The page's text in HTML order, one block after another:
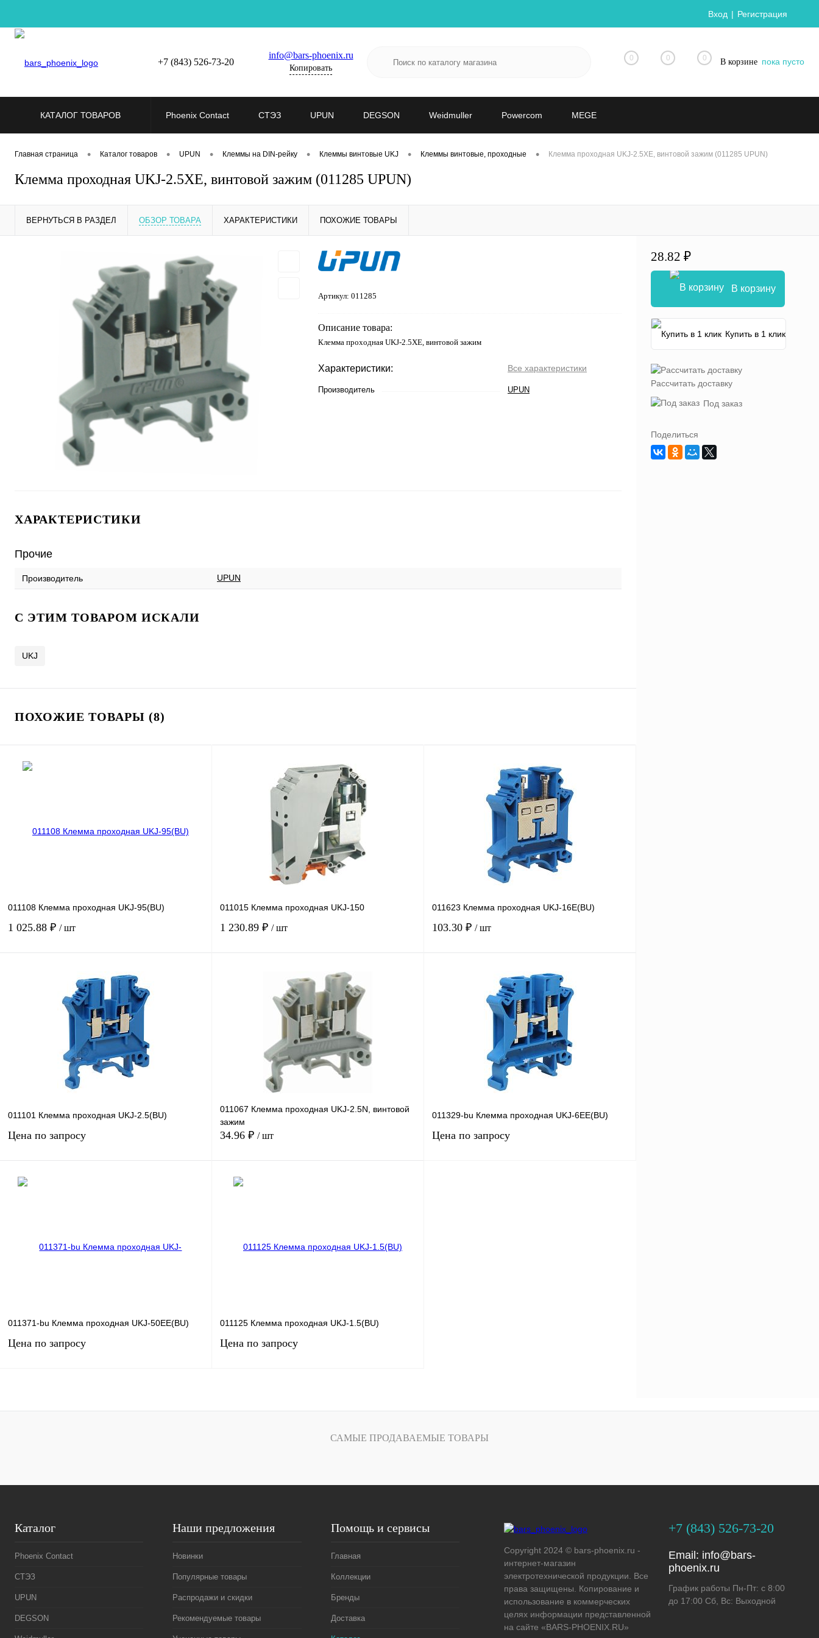
Вход Регистрация
+7 (843) 526-73-20
info@bars-phoenix.ru
Копировать
0 0 0 В корзине пока пусто
КАТАЛОГ ТОВАРОВ Phoenix Contact СТЭЗ UPUN DEGSON Weidmuller Powercom MEGE
Главная страница • Каталог товаров • UPUN • Клеммы на DIN-рейку • Клеммы винтовые UKJ • Клеммы винтовые, проходные • Клемма проходная UKJ-2.5XE, винтовой зажим (011285 UPUN)
Клемма проходная UKJ-2.5XE, винтовой зажим (011285 UPUN)
ВЕРНУТЬСЯ В РАЗДЕЛ ОБЗОР ТОВАРА ХАРАКТЕРИСТИКИ ПОХОЖИЕ ТОВАРЫ
Артикул: 011285
Описание товара:
Клемма проходная UKJ-2.5XE, винтовой зажим
Характеристики: Все характеристики
Производитель UPUN
ХАРАКТЕРИСТИКИ
Прочие
Производитель UPUN
C ЭТИМ ТОВАРОМ ИСКАЛИ
UKJ
ПОХОЖИЕ ТОВАРЫ (8)
011108 Клемма проходная UKJ-95(BU)
1 025.88 ₽ / шт
В корзину
Купить в 1 клик Сравнение
Под заказ
011015 Клемма проходная UKJ-150
1 230.89 ₽ / шт
В корзину
Купить в 1 клик Сравнение
Под заказ
011623 Клемма проходная UKJ-16E(BU)
103.30 ₽ / шт
В корзину
Купить в 1 клик Сравнение
наличии
011101 Клемма проходная UKJ-2.5(BU)
Цена по запросу
011067 Клемма проходная UKJ-2.5N, винтовой
зажим
34.96 ₽ / шт
011329-bu Клемма проходная UKJ-6EE(BU)
Цена по запросу
011371-bu Клемма проходная UKJ-50EE(BU)
Цена по запросу
Запросить цену
011125 Клемма проходная UKJ-1.5(BU)
Цена по запросу
Запросить цену
Сравнение
28.82 ₽
В корзину
Купить в 1 клик
Рассчитать доставку
Под заказ
Поделиться
САМЫЕ ПРОДАВАЕМЫЕ ТОВАРЫ
Каталог
Phoenix Contact
СТЭЗ
UPUN
DEGSON
Наши предложения
Новинки
Популярные товары
Распродажи и скидки
Рекомендуемые товары
Помощь и сервисы
Главная
Коллекции
Бренды
Доставка
Copyright 2024 © bars-phoenix.ru -
интернет-магазин
электротехнической продукции. Все
права защищены. Копирование и
использование в коммерческих
целях информации представленной
на сайте «BARS-PHOENIX.RU»
+7 (843) 526-73-20
Email: info@bars-
phoenix.ru
График работы Пн-Пт: с 8:00
до 17:00 Сб, Вс: Выходной